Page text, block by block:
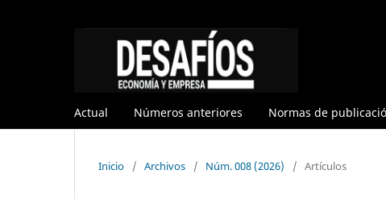
Actual Números anteriores Normas de
Inicio / Archivos / Núm. 008 (2026) / Artículos